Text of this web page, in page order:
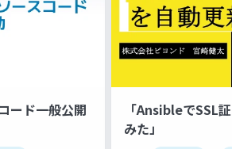
ード一般公開
「AnsibleでSSL
みた」